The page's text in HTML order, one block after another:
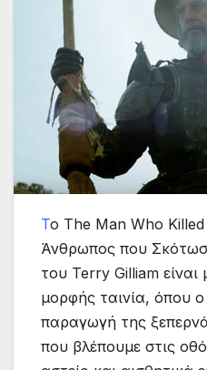
Το The Man Who
Άνθρωπος που
του Terry Gilliam είναι
μορφής ταινία, όπου
παραγωγή της
που βλέπουμε στις